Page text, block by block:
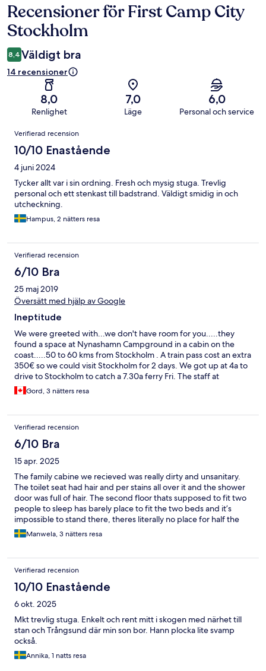
Recensioner
Recensioner för First Camp City
Stockholm
8,4 Väldigt bra
14 recensioner
8,0
Renlighet
7,0
Läge
6,0
Personal och service
Recensioner
Verifierad recension
10/10 Enastående
4 juni 2024
Tycker allt var i sin ordning. Fresh och mysig stuga. Trevlig
personal och ett stenkast till badstrand. Väldigt smidig in och
utcheckning.
Hampus, 2 nätters resa
Verifierad recension
6/10 Bra
25 maj 2019
Översätt med hjälp av Google
Ineptitude
We were greeted with...we don't have room for you.....they
found a space at Nynashamn Campground in a cabin on the
coast.....50 to 60 kms from Stockholm . A train pass cost an extra
350€ so we could visit Stockholm for 2 days. We got up at 4a to
drive to Stockholm to catch a 7.30a ferry Fri. The staff at
Nynashamn Campground did all they could to make our stay
better.
Gord, 3 nätters resa
Verifierad recension
6/10 Bra
15 apr. 2025
The family cabine we recieved was really dirty and unsanitary.
The toilet seat had hair and per stains all over it and the shower
door was full of hair. The second floor thats supposed to fit two
people to sleep has barely place to fit the two beds and it’s
impossible to stand there, theres literally no place for half the
body to fit in the so called room. The warm water in the shower
lasts for a 10 minutes shower, after that it’s freezing cold water.
reheat. I wouldn't recommend this cabine for a family but for
two people only.
Manwela, 3 nätters resa
Verifierad recension
10/10 Enastående
6 okt. 2025
Mkt trevlig stuga. Enkelt och rent mitt i skogen med närhet till
stan och Trångsund där min son bor. Hann plocka lite svamp
också.
Annika, 1 natts resa